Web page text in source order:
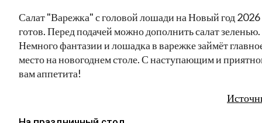
Салат "Варежка" с головой лошади на Новый год 2026
готов. Перед подачей можно дополнить салат зеленью.
Немного фантазии и лошадка в варежке займёт
место на новогоднем столе. С наступающим и
вам аппетита!